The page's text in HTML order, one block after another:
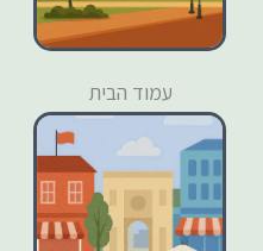
עמוד הבית